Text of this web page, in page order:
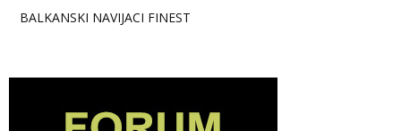
BALKANSKI NAVIJACI FINEST